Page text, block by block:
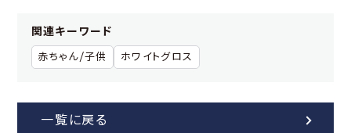
関連キーワード
赤ちゃん/子供 ホワイトグロス
一覧に戻る